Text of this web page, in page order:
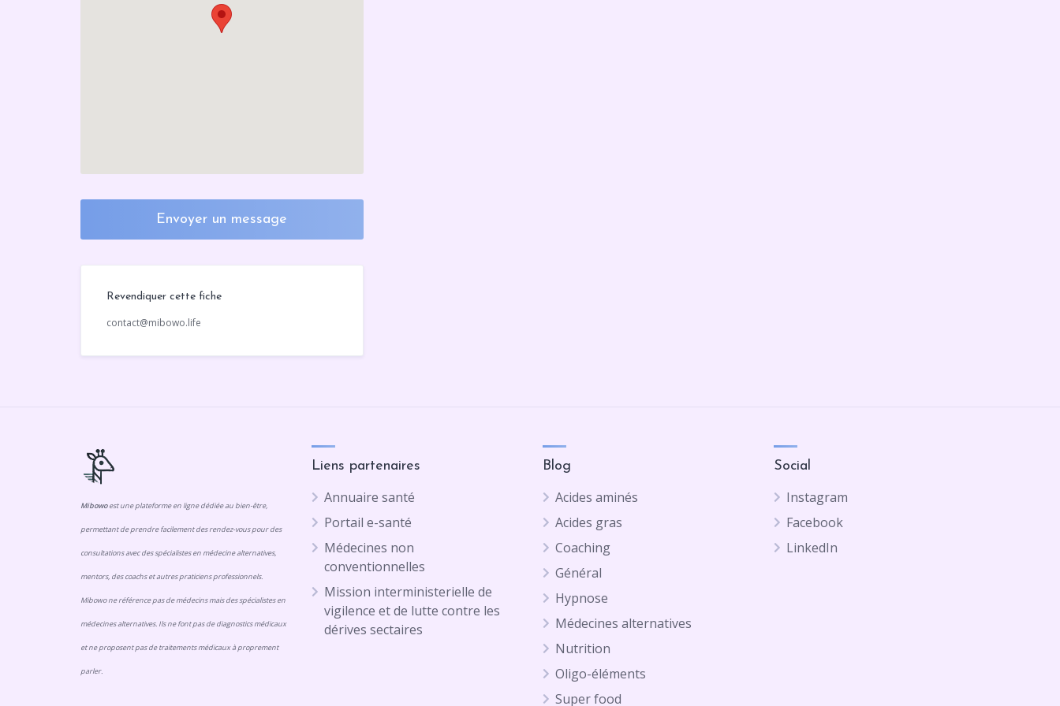
Envoyer un message
Revendiquer cette fiche
contact@mibowo.life
Mibowoest une plateforme en ligne dédiée au bien-être,
permettant de prendre facilement des rendez-vous pour des
consultations avec des spécialistes en médecine alternatives,
mentors, des coachs et autres praticiens professionnels.
Mibowo ne référence pas de médecins mais des spécialistes en
médecines alternatives. Ils ne font pas de diagnostics médicaux
et ne proposent pas de traitements médicaux à proprement
parler.
Liens partenaires
Annuaire santé
Portail e-santé
Médecines non
conventionnelles
Mission interministerielle de
vigilence et de lutte contre les
dérives sectaires
Blog
Acides aminés
Acides gras
Coaching
Général
Hypnose
Médecines alternatives
Nutrition
Oligo-éléments
Super food
Social
Instagram
Facebook
LinkedIn